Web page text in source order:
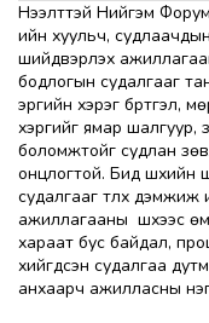
Нээлттэй Нийгэм
ийн хуульч, судлаачдын
шийдвэрлэх
бодлогын судалгааг
эрүүгийн хэрэг
хэргийг ямар шалгуур,
боломжтойг судлан
онцлогтой. Бид
судалгааг түлхүү
ажиллагааны шүүхээс
хараат бус байдал,
хийгдсэн судалгаа
анхаарч ажилласны